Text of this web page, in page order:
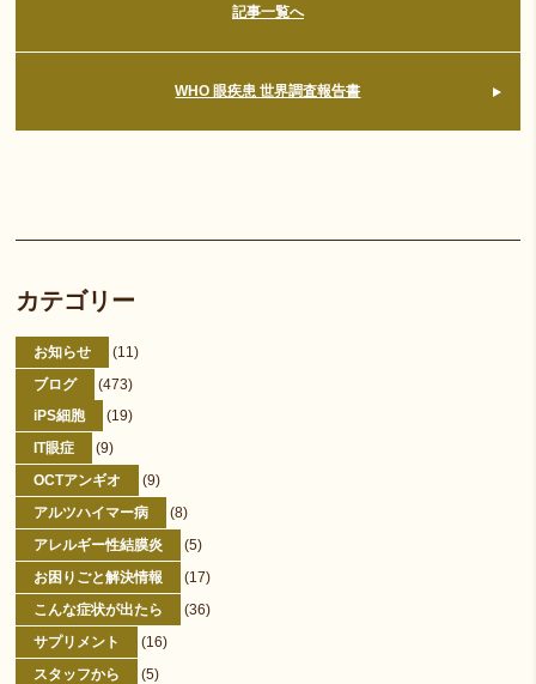
記事一覧へ
WHO 眼疾患 世界調査報告書
カテゴリー
お知らせ
(11)
ブログ
(473)
iPS細胞
(19)
IT眼症
(9)
OCTアンギオ
(9)
アルツハイマー病
(8)
アレルギー性結膜炎
(5)
お困りごと解決情報
(17)
こんな症状が出たら
(36)
サプリメント
(16)
スタッフから
(5)